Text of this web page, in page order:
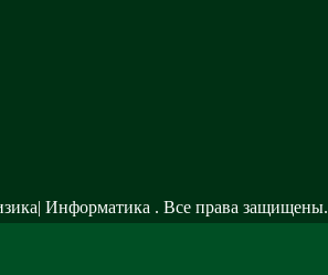
Copyright ©2026 Математика| Физика| Информатика . Все права защищены.